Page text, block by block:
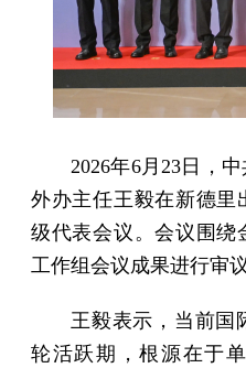
2026年6月23日，
外办主任王毅在新德里
级代表会议。会议围绕
工作组会议成果进行审议
王毅表示，当前国
轮活跃期，根源在于